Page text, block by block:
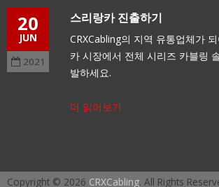
20
JUN
2021
스리랑카 진출하기
CRXCabling의 지역 유통업체가
카 시장에서 전체 시리즈 카블링
발하세요.
더 읽어보기
Copyright © 2026 CRXCabling. All Rights